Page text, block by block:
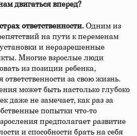
двигаться вперед?
ответственности. Одним из
на пути к переменам
установки и неразрешенные
Многие взрослые люди
из позиции ребенка,
ответственности за свою жизнь.
может быть настолько глубоко
даже не замечает, как раз за
попытки что-то
предполагает развитие
и способности брать на себя